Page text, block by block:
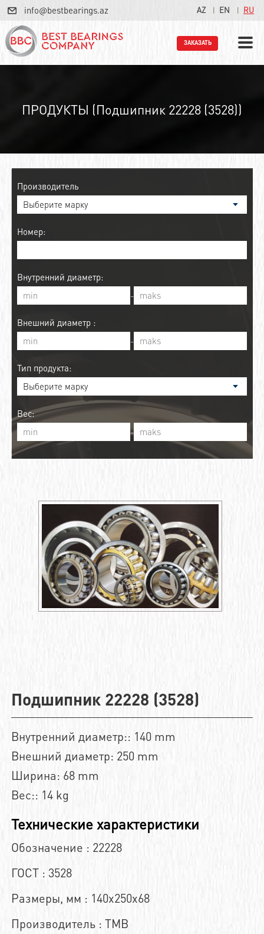
info@bestbearings.az AZ EN RU
ЗАКАЗАТЬ
ПРОДУКТЫ (Подшипник 22228 (3528))
Производитель
Номер:
Внутренний диаметр:
-
Внешний диаметр :
-
Тип продукта:
Вес:
-
Подшипник 22228 (3528)
Внутренний диаметр:: 140 mm
Внешний диаметр: 250 mm
Ширина: 68 mm
Вес:: 14 kg
Технические характеристики
Обозначение : 22228
ГОСТ : 3528
Размеры, мм : 140x250x68
Производитель : TMB